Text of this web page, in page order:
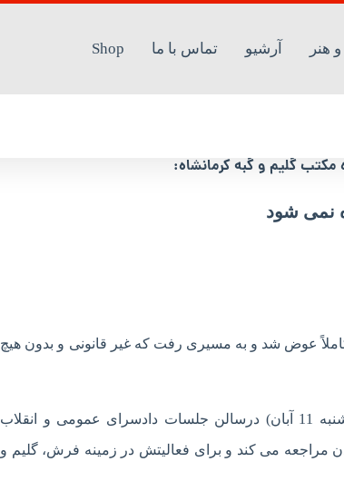
هنر آرشیو تماس با ما Shop
گلیم و گبه کرمانشاه:
نمی شود
عوض شد و به مسیری رفت که غیر قانونی و بدون هیچ
دادستان کرمانشاه با بیان این مطلب در نشست خبری که امروز (سه شنبه 11 آبان) درسالن جلسات دادسرای عمومی و انقلاب
مراجعه می کند و برای فعالیتش در زمینه فرش، گلیم و